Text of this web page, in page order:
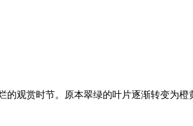
观赏时节。原本翠绿的叶片逐渐转变为